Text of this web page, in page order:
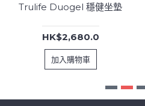
Trulife Duogel 穩健坐墊
HK$2,680.0
加入購物車